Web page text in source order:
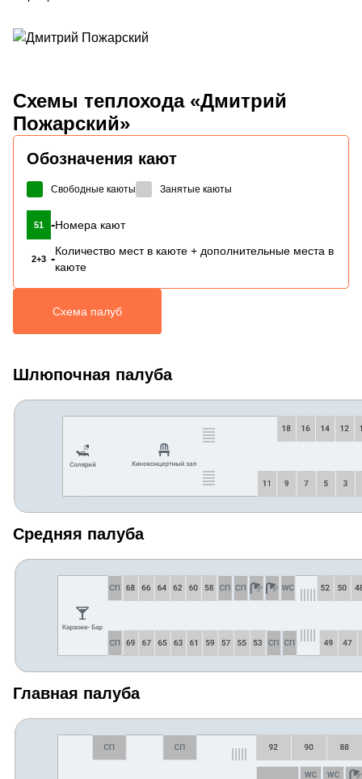
Схемы теплохода «Дмитрий
Пожарский»
Обозначения кают
Свободные каюты Занятые каюты
51 -Номера кают
2+3 -
Количество мест в каюте + дополнительные места в
каюте
Схема палуб
Шлюпочная палуба
Средняя палуба
Главная палуба